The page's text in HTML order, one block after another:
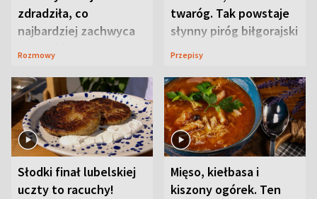
zdradziła, co
najbardziej zachwyca
ją w Lublinie
Rozmowy
twaróg. Tak powstaje
słynny piróg biłgorajski
Przepisy
Słodki finał lubelskiej
uczty to racuchy!
Mięso, kiełbasa i
kiszony ogórek. Ten